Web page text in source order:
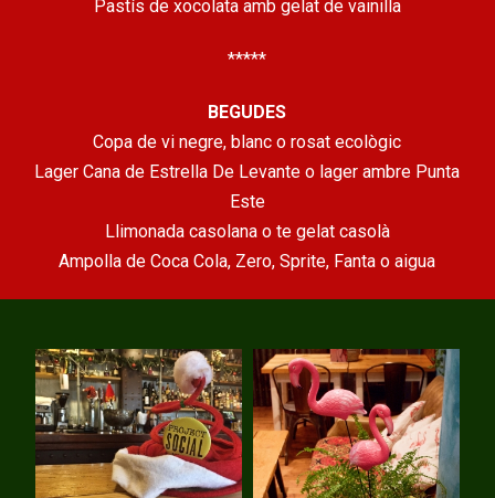
Pastís de xocolata amb gelat de vainilla
*****
BEGUDES
Copa de vi negre, blanc o rosat ecològic
Lager Cana de Estrella De Levante o lager ambre Punta
Este
Llimonada casolana o te gelat casolà
Ampolla de Coca Cola, Zero, Sprite, Fanta o aigua